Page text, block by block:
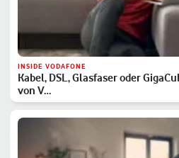
INSIDE VODAFONE
Kabel, DSL, Glasfaser oder
von V…